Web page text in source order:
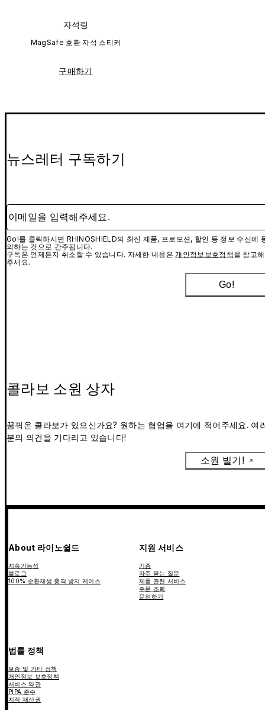
자석링
MagSafe 호환 자석 스티커
구매하기
뉴스레터 구독하기
이메일을 입력해주세요.
Go!를 클릭하시면 RHINOSHIELD의 최신 제품, 프로모션, 할인 등 정보 수신에
의하는 것으로 간주됩니다.
구독은 언제든지 취소할 수 있습니다. 자세한 내용은 개인정보보호정책을 참고해
주세요.
Go!
콜라보 소원 상자
꿈꿔온 콜라보가 있으신가요? 원하는 협업을 여기에 적어주세요. 여
분의 의견을 기다리고 있습니다!
소원 빌기!
About 라이노쉴드
지속가능성
블로그
100% 순환재생 충격 방지 케이스
지원 서비스
기종
자주 묻는 질문
제품 관련 서비스
주문 조회
문의하기
법률 정책
보증 및 기타 정책
개인정보 보호정책
서비스 약관
PIPA 준수
지적 재산권